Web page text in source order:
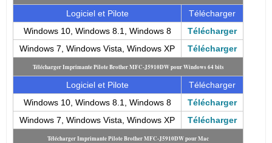
Logiciel et Pilote
Télécharger
Windows 10, Windows 8.1, Windows 8
Télécharger
Windows 7, Windows Vista, Windows XP
Télécharger
Télécharger Imprimante Pilote Brother MFC-J5910DW pour Windows 64 bits
Logiciel et Pilote
Télécharger
Windows 10, Windows 8.1, Windows 8
Télécharger
Windows 7, Windows Vista, Windows XP
Télécharger
Télécharger Imprimante Pilote Brother MFC-J5910DW pour Mac